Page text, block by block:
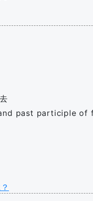
past participle of